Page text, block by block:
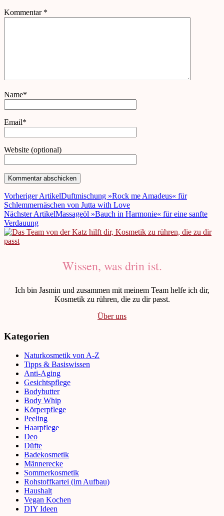
Kommentar *
Name*
Email*
Website (optional)
Vorheriger ArtikelDuftmischung »Rock me Amadeus« für
Schlemmernäschen von Jutta with Love
Nächster ArtikelMassageöl »Bauch in Harmonie« für eine sanfte
Verdauung
Wissen, was drin ist.
Ich bin Jasmin und zusammen mit meinem Team helfe ich dir,
Kosmetik zu rühren, die zu dir passt.
Über uns
Kategorien
Naturkosmetik von A-Z
Tipps & Basiswissen
Anti-Aging
Gesichtspflege
Bodybutter
Body Whip
Körperpflege
Peeling
Haarpflege
Deo
Düfte
Badekosmetik
Männerecke
Sommerkosmetik
Rohstoffkartei (im Aufbau)
Haushalt
Vegan Kochen
DIY Ideen